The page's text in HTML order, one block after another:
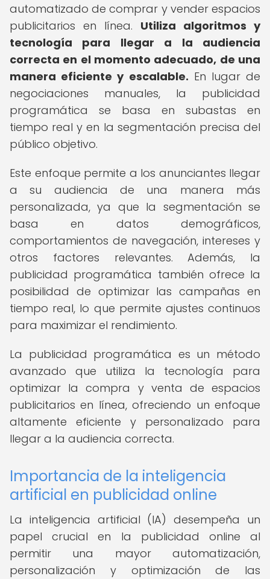
automatizado de comprar y vender espacios
publicitarios en línea. Utiliza algoritmos y
tecnología para llegar a la audiencia
correcta en el momento adecuado, de una
manera eficiente y escalable. En lugar de
negociaciones manuales, la publicidad
programática se basa en subastas en
tiempo real y en la segmentación precisa del
público objetivo.
Este enfoque permite a los anunciantes llegar
a su audiencia de una manera más
personalizada, ya que la segmentación se
basa en datos demográficos,
comportamientos de navegación, intereses y
otros factores relevantes. Además, la
publicidad programática también ofrece la
posibilidad de optimizar las campañas en
tiempo real, lo que permite ajustes continuos
para maximizar el rendimiento.
La publicidad programática es un método
avanzado que utiliza la tecnología para
optimizar la compra y venta de espacios
publicitarios en línea, ofreciendo un enfoque
altamente eficiente y personalizado para
llegar a la audiencia correcta.
Importancia de la inteligencia
artificial en publicidad online
La inteligencia artificial (IA) desempeña un
papel crucial en la publicidad online al
permitir una mayor automatización,
personalización y optimización de las